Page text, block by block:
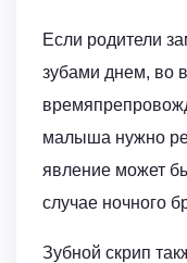
Если родители
зубами днем, во
малыша нужно
явление может
случае ночного
Зубной скрип